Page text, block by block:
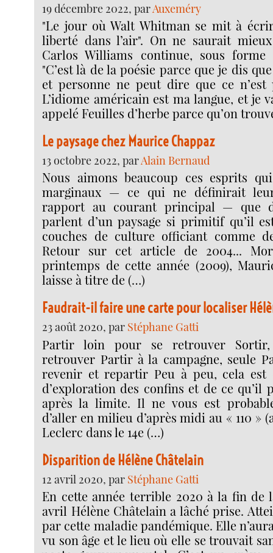
19 décembre 2022, parAuxeméry
"Le jour où Walt Whitman se mit à
liberté dans l’air". On ne saurait
Carlos Williams continue, sous forme
"C’est là de la poésie parce que je dis
et personne ne peut dire que ce n’est
L’idiome américain est ma langue, et je
appelé Feuilles d’herbe parce qu’on
Le paysage chez Maurice Chappaz
13 octobre 2022, parAlain Bernaud
Nous aimons beaucoup ces esprits
marginaux — ce qui ne définirait
rapport au courant principal — que
parlent d’un paysage si primitif qu’il
couches de culture officiant comme
Retour sur cet article de 2004...
printemps de cette année (2009),
laisse à titre de (…)
Faudrait-il faire une carte pour localiser
23 août 2020, par Stéphane Gatti
Partir loin pour se retrouver
retrouver Partir à la campagne, seule
revenir et repartir Peu à peu, cela est
d’exploration des confins et de ce qu’il
après la limite. Il ne vous est
d’aller en milieu d’après midi au « 110 »
Leclerc dans le 14e (…)
Disparition de Hélène Châtelain
12 avril 2020, par Stéphane Gatti
En cette année terrible 2020 à la fin de
avril Hélène Châtelain a lâché prise.
par cette maladie pandémique. Elle
vu son âge et le lieu où elle se trouvait